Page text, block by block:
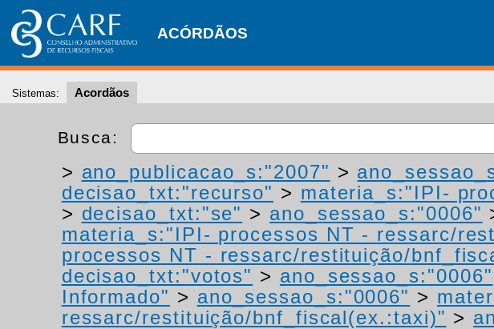
ACÓRDÃOS
Sistemas: Acordãos
Busca:
> ano_publicacao_s:"2007" >
decisao_txt:"recurso" > materia_s:"IPI-
> decisao_txt:"se" > ano_sessao_s:"0006"
materia_s:"IPI- processos NT - ressarc/
processos NT - ressarc/restituição/
decisao_txt:"votos" > ano_sessao_s:"0006"
Informado" > ano_sessao_s:"0006" >
ressarc/restituição/bnf_fiscal(ex.:taxi)" >